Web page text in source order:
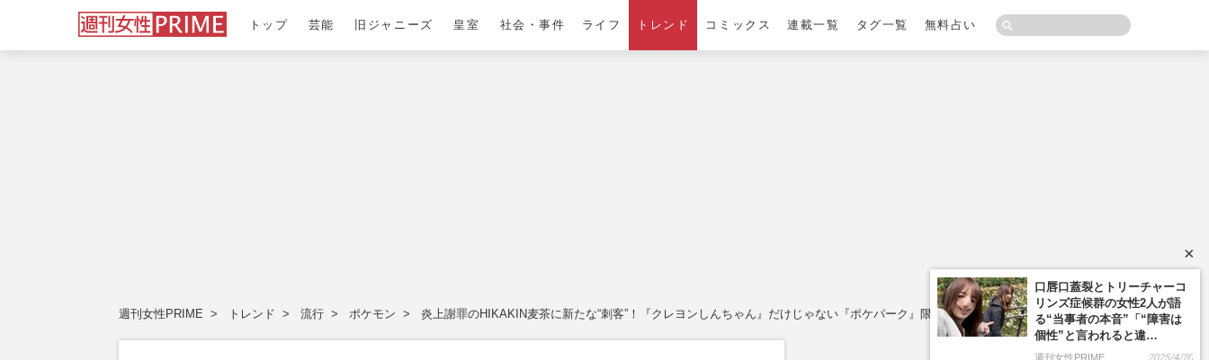
トップ 芸能 旧ジャニーズ 皇室 社会・事件 ライフ トレンド コミックス 連載一覧 タグ一覧 無料占い
週刊女性PRIME トレンド 流行 ポケモン 炎上謝罪のHIKAKIN麦茶に新たな“刺客”！『クレヨンしんちゃん』だけじゃない『ポケパーク』限定麦茶に熱視線
×